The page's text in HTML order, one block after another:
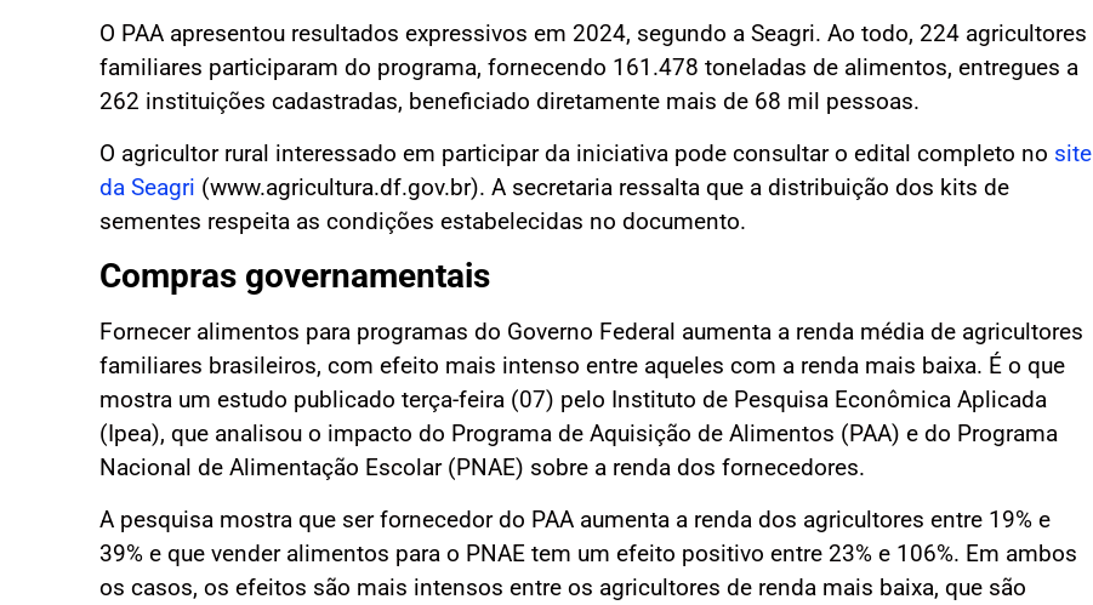
O PAA apresentou resultados expressivos em 2024, segundo a Seagri. Ao todo, 224 agricultores
familiares participaram do programa, fornecendo 161.478 toneladas de alimentos, entregues a
262 instituições cadastradas, beneficiado diretamente mais de 68 mil pessoas.
O agricultor rural interessado em participar da iniciativa pode consultar o edital completo no site
da Seagri (www.agricultura.df.gov.br). A secretaria ressalta que a distribuição dos kits de
sementes respeita as condições estabelecidas no documento.
Compras governamentais
Fornecer alimentos para programas do Governo Federal aumenta a renda média de agricultores
familiares brasileiros, com efeito mais intenso entre aqueles com a renda mais baixa. É o que
mostra um estudo publicado terça-feira (07) pelo Instituto de Pesquisa Econômica Aplicada
(Ipea), que analisou o impacto do Programa de Aquisição de Alimentos (PAA) e do Programa
Nacional de Alimentação Escolar (PNAE) sobre a renda dos fornecedores.
A pesquisa mostra que ser fornecedor do PAA aumenta a renda dos agricultores entre 19% e
39% e que vender alimentos para o PNAE tem um efeito positivo entre 23% e 106%. Em ambos
os casos, os efeitos são mais intensos entre os agricultores de renda mais baixa, que são